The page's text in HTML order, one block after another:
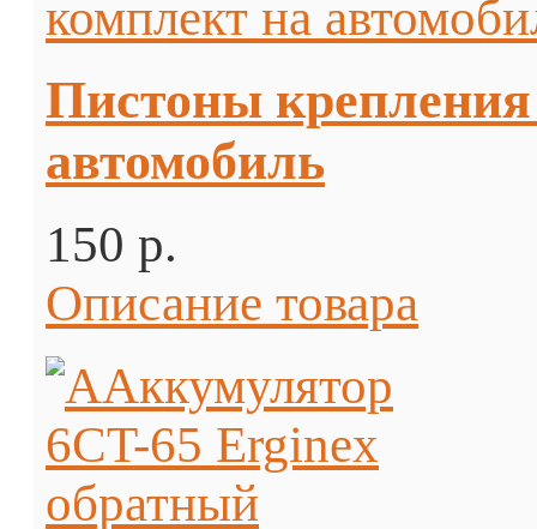
Пистоны
автомобиль
150 p.
Описание товара